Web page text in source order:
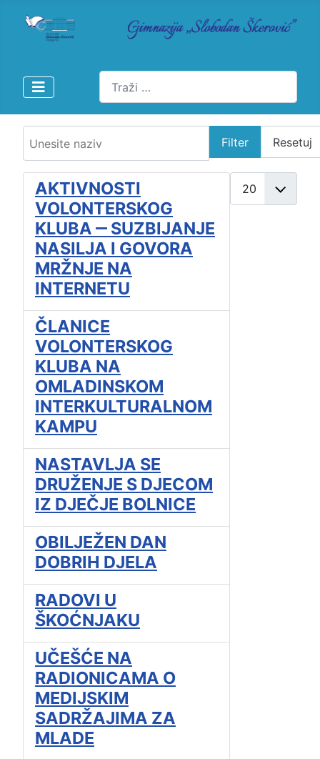
Pretraži
Filter Resetuj
AKTIVNOSTI
VOLONTERSKOG
KLUBA ‒ SUZBIJANJE
NASILJA I GOVORA
MRŽNJE NA
INTERNETU
ČLANICE
VOLONTERSKOG
KLUBA NA
OMLADINSKOM
INTERKULTURALNOM
KAMPU
NASTAVLJA SE
DRUŽENJE S DJECOM
IZ DJEČJE BOLNICE
OBILJEŽEN DAN
DOBRIH DJELA
RADOVI U
ŠKOĆNJAKU
UČEŠĆE NA
RADIONICAMA O
MEDIJSKIM
SADRŽAJIMA ZA
MLADE